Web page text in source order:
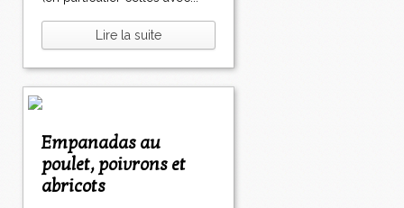
Lire la suite
Empanadas au
poulet, poivrons et
abricots